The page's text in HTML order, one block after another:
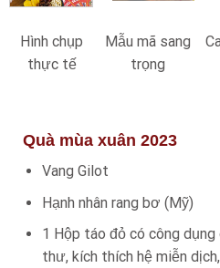
Hình chụp
thực tế
Mẫu mã sang
trọng
Quà mùa xuân 2023
Vang Gilot
Hạnh nhân rang bơ (Mỹ)
1 Hộp táo đỏ có công dụng
thư, kích thích hệ miễn